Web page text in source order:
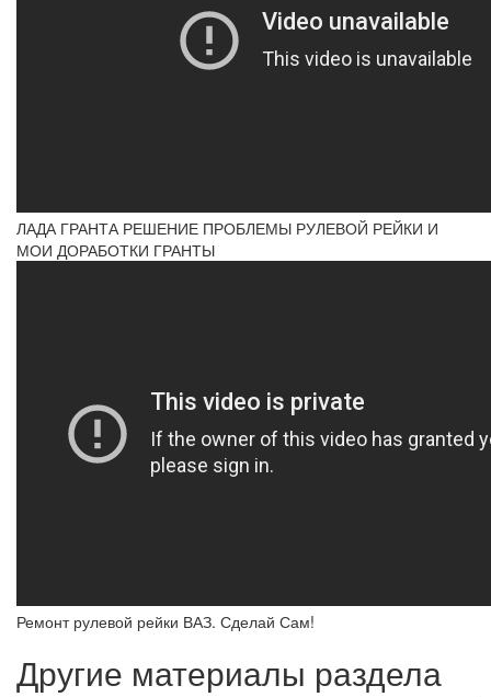
ЛАДА ГРАНТА РЕШЕНИЕ ПРОБЛЕМЫ РУЛЕВОЙ РЕЙКИ И
МОИ ДОРАБОТКИ ГРАНТЫ
Ремонт рулевой рейки ВАЗ. Сделай Сам!
Другие материалы раздела